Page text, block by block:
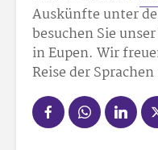
Auskünfte unter
besuchen Sie
in Eupen. Wir
Reise der